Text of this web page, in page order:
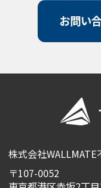
お問い
株式会社WALLMATE
〒107-0052